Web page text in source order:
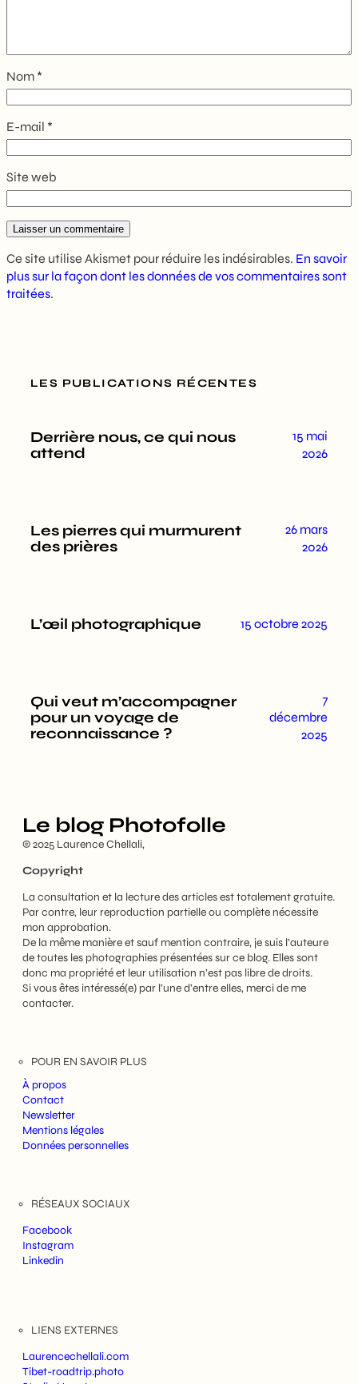
Nom *
E-mail *
Site web
Ce site utilise Akismet pour réduire les indésirables. En savoir
plus sur la façon dont les données de vos commentaires sont
traitées.
LES PUBLICATIONS RÉCENTES
Derrière nous, ce qui nous
attend
15 mai
2026
Les pierres qui murmurent
des prières
26 mars
2026
L’œil photographique 15 octobre 2025
Qui veut m’accompagner
pour un voyage de
reconnaissance ?
7
décembre
2025
Le blog Photofolle
© 2025 Laurence Chellali,
Copyright
La consultation et la lecture des articles est totalement gratuite.
Par contre, leur reproduction partielle ou complète nécessite
mon approbation.
De la même manière et sauf mention contraire, je suis l’auteure
de toutes les photographies présentées sur ce blog. Elles sont
donc ma propriété et leur utilisation n’est pas libre de droits.
Si vous êtes intéressé(e) par l’une d’entre elles, merci de me
contacter.
POUR EN SAVOIR PLUS
À propos
Contact
Newsletter
Mentions légales
Données personnelles
RÉSEAUX SOCIAUX
Facebook
Instagram
Linkedin
LIENS EXTERNES
Laurencechellali.com
Tibet-roadtrip.photo